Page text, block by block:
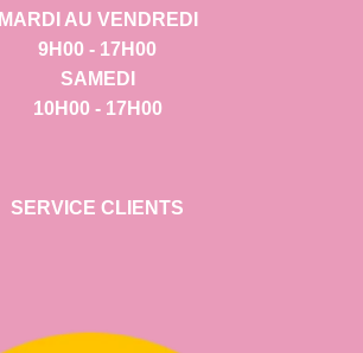
MARDI AU VENDREDI
9H00 - 17H00
SAMEDI
10H00 - 17H00
SERVICE CLIENTS